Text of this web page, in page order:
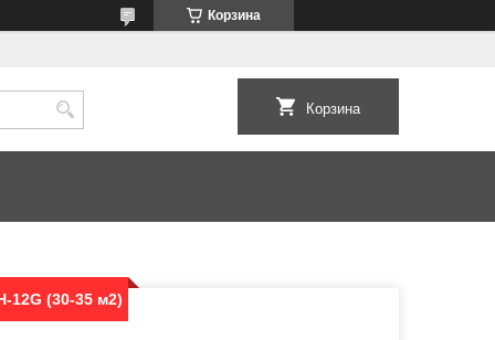
Корзина
Корзина
12G (30-35 м2)